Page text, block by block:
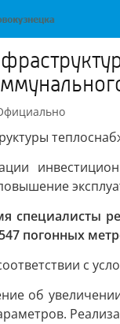
специалисты
погонных
с
об